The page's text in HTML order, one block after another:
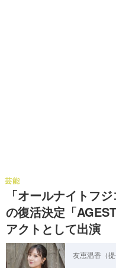
「オールナイトフ
の復活決定「
アクトとして出演
芸能
友恵温香（提